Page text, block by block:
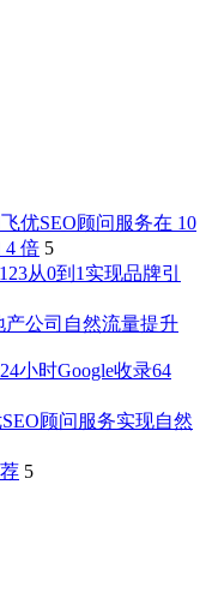
优SEO顾问服务在 10
4 倍 5
从0到1实现品牌引
产公司自然流量提升
小时Google收录64
顾问服务实现自然
5